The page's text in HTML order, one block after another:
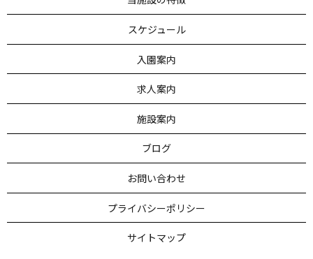
スケジュール
入園案内
求人案内
施設案内
ブログ
お問い合わせ
プライバシーポリシー
サイトマップ